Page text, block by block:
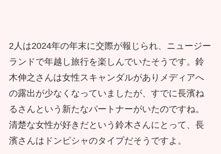
2人は2024年の年末に交際が報じられ、ニュージー
ランドで年越し旅行を楽しんでいたそうです。鈴
木伸之さんは女性スキャンダルがありメディアへ
の露出が少なくなっていましたが、すでに長濱ね
るさんという新たなパートナーがいたのですね。
清楚な女性が好きだという鈴木さんにとって、長
濱さんはドンピシャのタイプだそうですよ。